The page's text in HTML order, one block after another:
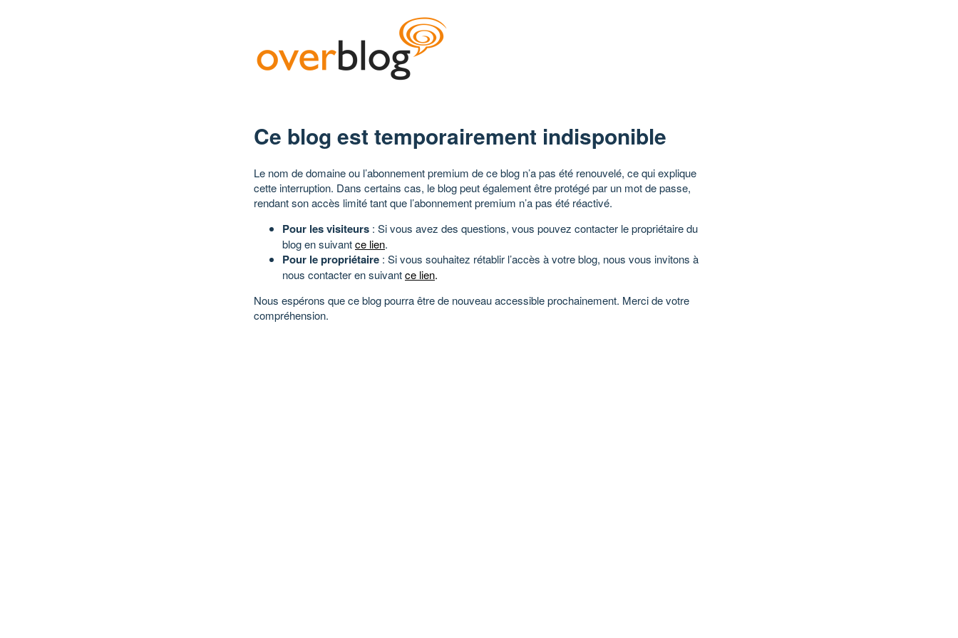
Ce blog est temporairement indisponible
Le nom de domaine ou l’abonnement premium de ce blog n’a pas été renouvelé, ce qui explique
cette interruption. Dans certains cas, le blog peut également être protégé par un mot de passe,
rendant son accès limité tant que l’abonnement premium n’a pas été réactivé.
Pour les visiteurs : Si vous avez des questions, vous pouvez contacter le propriétaire du
blog en suivantce lien.
Pour le propriétaire : Si vous souhaitez rétablir l’accès à votre blog, nous vous invitons à
nous contacter en suivantce lien.
Nous espérons que ce blog pourra être de nouveau accessible prochainement. Merci de votre
compréhension.